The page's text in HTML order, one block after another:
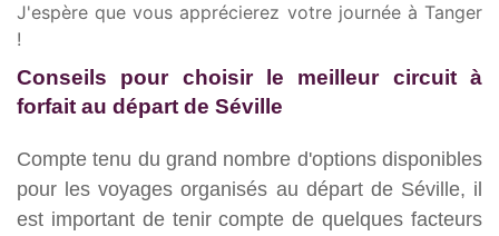
J'espère que vous apprécierez votre journée à Tanger
!
Conseils pour choisir le meilleur circuit à
forfait au départ de Séville
Compte tenu du grand nombre d'options disponibles
pour les voyages organisés au départ de Séville, il
est important de tenir compte de quelques facteurs